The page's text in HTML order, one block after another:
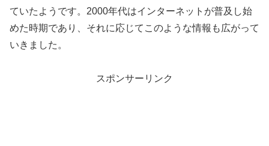
ていたようです。2000年代はインターネットが普及し始
めた時期であり、それに応じてこのような情報も広がって
いきました。
スポンサーリンク